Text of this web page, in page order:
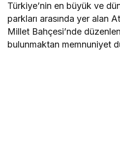
Türkiye’nin en büyük ve
parkları arasında yer alan
Millet Bahçesi’nde
bulunmaktan memnuniyet